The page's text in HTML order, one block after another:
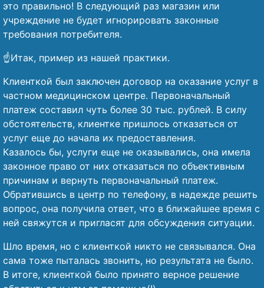
это правильно! В следующий раз магазин или
учреждение не будет игнорировать законные
требования потребителя.
☝️Итак, пример из нашей практики.
Клиенткой был заключен договор на оказание услуг в
частном медицинском центре. Первоначальный
платеж составил чуть более 30 тыс. рублей. В силу
обстоятельств, клиентке пришлось отказаться от
услуг еще до начала их предоставления.
Казалось бы, услуги еще не оказывались, она имела
законное право от них отказаться по объективным
причинам и вернуть первоначальный платеж.
Обратившись в центр по телефону, в надежде решить
вопрос, она получила ответ, что в ближайшее время с
ней свяжутся и пригласят для обсуждения ситуации.
Шло время, но с клиенткой никто не связывался. Она
сама тоже пыталась звонить, но результата не было.
В итоге, клиенткой было принято верное решение